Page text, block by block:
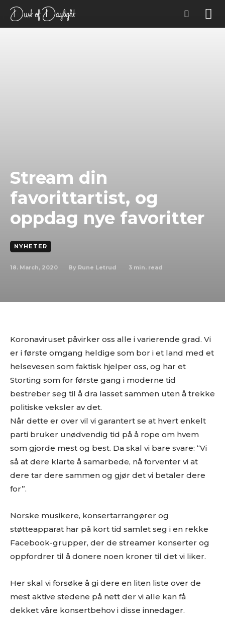
Stream din
favorittartist, og
oppdag nye favoritter
NYHETER
18. March, 2020 By Rune Letrud 3 min. read
Koronaviruset påvirker oss alle i varierende grad. Vi
er i første omgang heldige som bor i et land med et
helsevesen som faktisk hjelper oss, og har et
Storting som for første gang i moderne tid
bestreber seg til å dra lasset sammen uten å trekke
politiske veksler av det.
Når dette er over vil vi garantert se at hvert enkelt
parti bruker unødvendig tid på å rope om hvem
som gjorde mest og best. Da skal vi bare svare: “Vi
så at dere klarte å samarbede, nå forventer vi at
dere tar dere sammen og gjør det vi betaler dere
for”.
Norske musikere, konsertarrangører og
støtteapparat har på kort tid samlet seg i en rekke
Facebook-grupper, der de streamer konserter og
oppfordrer til å donere noen kroner til det vi liker.
Her skal vi forsøke å gi dere en liten liste over de
mest aktive stedene på nett der vi alle kan få
dekket våre konsertbehov i disse innedager.